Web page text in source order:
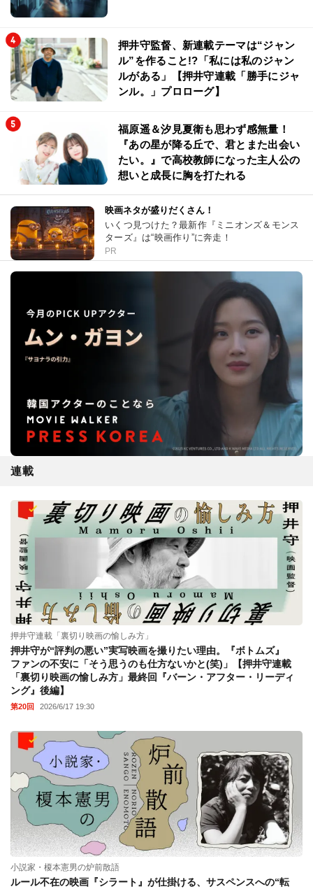
押井守監督、新連載テーマは“ジャン
ル”を作ること!?「私には私のジャン
ルがある」【押井守連載「勝手にジャ
ンル。」プロローグ】
福原遥＆汐見夏衛も思わず感無量！
『あの星が降る丘で、君とまた出会い
たい。』で高校教師になった主人公の
想いと成長に胸を打たれる
映画ネタが盛りだくさん！
いくつ見つけた？最新作『ミニオンズ＆モンス
ターズ』は“映画作り”に奔走！
PR
連載
押井守連載「裏切り映画の愉しみ方」
押井守が“評判の悪い”実写映画を撮りたい理由。『ボトムズ』
ファンの不安に「そう思うのも仕方ないかと(笑)」【押井守連載
「裏切り映画の愉しみ方」最終回『バーン・アフター・リーディ
ング』後編】
第20回 2026/6/17 19:30
小説家・榎本憲男の炉前散語
ルール不在の映画『シラート』が仕掛ける、サスペンスへの“転